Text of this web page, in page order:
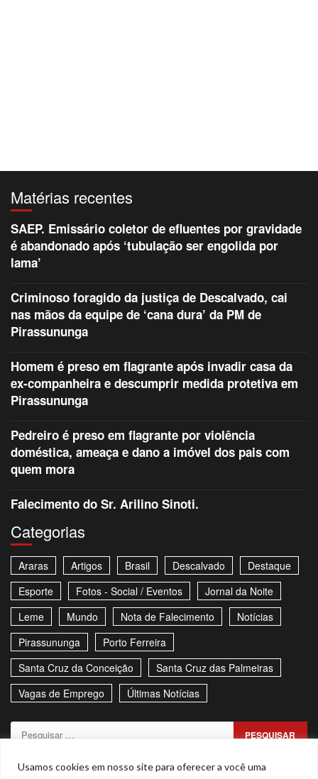
Usamos cookies em nosso site para oferecer a você uma
Matérias recentes
SAEP. Emissário coletor de efluentes por gravidade
é abandonado após ‘tubulação ser engolida por
lama’
Criminoso foragido da justiça de Descalvado, cai
nas mãos da equipe de ‘cana dura’ da PM de
Pirassununga
Homem é preso em flagrante após invadir casa da
ex-companheira e descumprir medida protetiva em
Pirassununga
Pedreiro é preso em flagrante por violência
doméstica, ameaça e dano a imóvel dos pais com
quem mora
Falecimento do Sr. Arilino Sinoti.
Categorias
Araras Artigos Brasil Descalvado
Destaque
Esporte
Fotos - Social / Eventos
Jornal da Noite
Leme
Mundo Nota de Falecimento
Notícias
Pirassununga
Porto Ferreira
Santa Cruz da Conceição
Santa Cruz das Palmeiras
Vagas de Emprego
Últimas Notícias
Pesquisar
Sitemap Política de Privacidade Contato